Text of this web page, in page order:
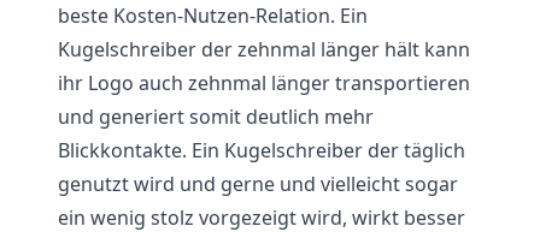
beste Kosten-Nutzen-Relation. Ein
Kugelschreiber der zehnmal länger hält kann
ihr Logo auch zehnmal länger transportieren
und generiert somit deutlich mehr
Blickkontakte. Ein Kugelschreiber der täglich
genutzt wird und gerne und vielleicht sogar
ein wenig stolz vorgezeigt wird, wirkt besser